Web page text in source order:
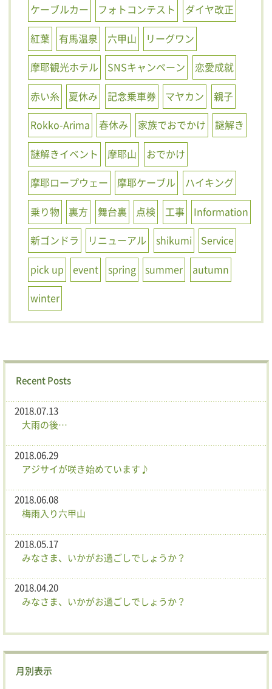
ケーブルカー
フォトコンテスト
ダイヤ改正
紅葉
有馬温泉 六甲山
リーグワン
摩耶観光ホテル
SNSキャンペーン
恋愛成就
赤い糸
夏休み 記念乗車券 マヤカン
親子
Rokko-Arima
春休み 家族でおでかけ
謎解き
謎解きイベント
摩耶山
おでかけ
摩耶ロープウェー
摩耶ケーブル
ハイキング
乗り物
裏方 舞台裏 点検 工事
Information
新ゴンドラ
リニューアル shikumi
Service
pick up
event spring summer
autumn
winter
Recent Posts
2018.07.13
大雨の後…
2018.06.29
アジサイが咲き始めています♪
2018.06.08
梅雨入り六甲山
2018.05.17
みなさま、いかがお過ごしでしょうか？
2018.04.20
みなさま、いかがお過ごしでしょうか？
月別表示